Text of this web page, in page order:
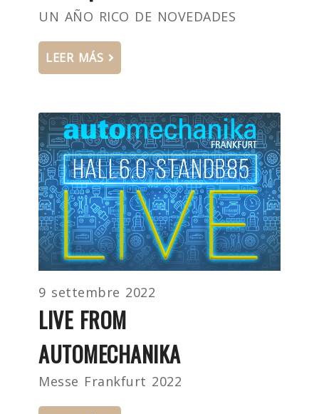
UN AÑO RICO DE NOVEDADES
LEER MÁS
9 settembre 2022
LIVE FROM
AUTOMECHANIKA
Messe Frankfurt 2022